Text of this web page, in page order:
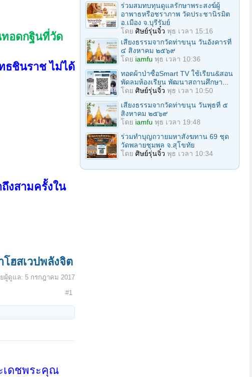
อดกฐินที่วัด
ธชินราช ไม่ได้
งสามครั้งใน
ฮสเวปพลังจิต
ผู้ดูแล: 5 กรกฎาคม 2017
#1
เดชพระคุณ
ร่วมสมทบทุนดูแลรักษาพระสงฆ์ผู้
อาพาธหรือชราภาพ วัดประชานิรมิต
อ.เมือง จ.บุรีรัมย์
โดย ศิษย์รุ่นจิ๋ว พุธ เวลา 15:16
เสียงธรรมจากวัดท่าขนุน วันอังคารที่
๔ สิงหาคม ๒๕๖๙
โดย iamfu พุธ เวลา 10:36
ทอดผ้าป่าซื้อSmart TV ใช้เรียน&สอน
พัดลมห้องเรียน พัฒนาสถานศึกษา...
โดย ศิษย์รุ่นจิ๋ว พุธ เวลา 10:50
เสียงธรรมจากวัดท่าขนุน วันพุธที่ ๕
สิงหาคม ๒๕๖๙
โดย iamfu พุธ เวลา 19:48
ร่วมทําบุญถวายมหาสังฆทาน 69 ชุด
วัดพลายชุมพล จ.สุโขทัย
โดย ศิษย์รุ่นจิ๋ว พุธ เวลา 10:34